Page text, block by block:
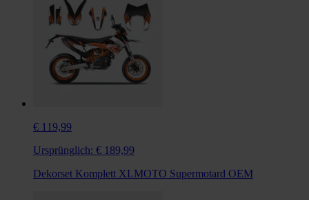
€ 119,99
Ursprünglich: € 189,99
Dekorset Komplett XLMOTO Supermotard OEM